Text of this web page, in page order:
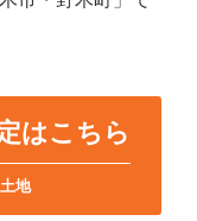
はこちら
地